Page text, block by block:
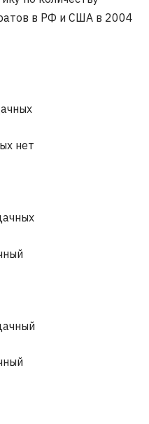
в РФ и США в 2004
нет